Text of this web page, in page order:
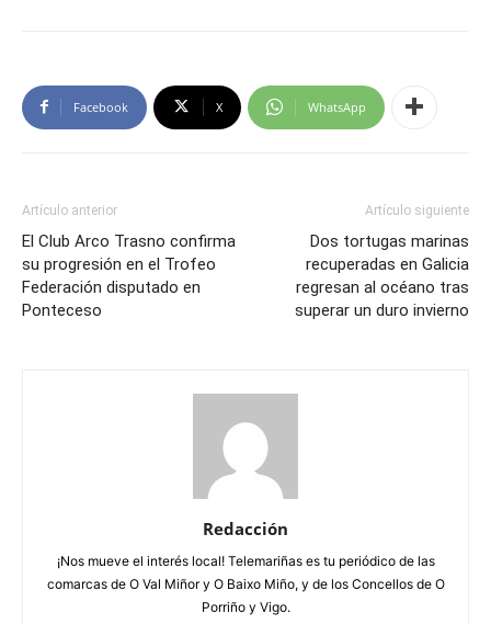
Facebook X WhatsApp
Artículo anterior
El Club Arco Trasno confirma
su progresión en el Trofeo
Federación disputado en
Ponteceso
Artículo siguiente
Dos tortugas marinas
recuperadas en Galicia
regresan al océano tras
superar un duro invierno
Redacción
¡Nos mueve el interés local! Telemariñas es tu periódico de las
comarcas de O Val Miñor y O Baixo Miño, y de los Concellos de O
Porriño y Vigo.